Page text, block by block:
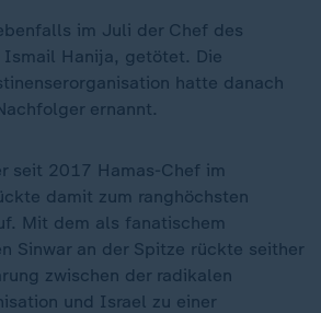
im Juli der Chef des
Ismail Hanija, getötet. Die
hatte danach
ernannt.
seit 2017 Hamas-Chef im
damit zum ranghöchsten
Mit dem als fanatischem
Sinwar an der Spitze rückte seither
zwischen der radikalen
und Israel zu einer